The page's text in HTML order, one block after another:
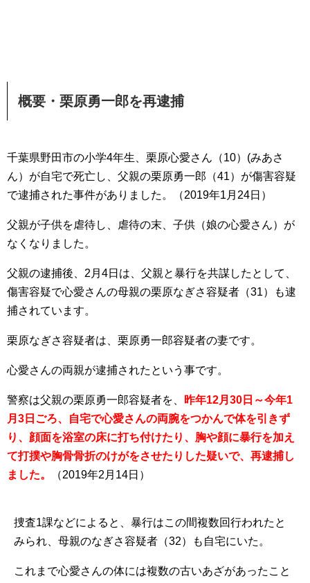
概要・栗原勇一郎を再逮捕
千葉県野田市の小学4年生、栗原心愛さん（10）(みあさ
ん）が自宅で死亡し、父親の栗原勇一郎（41）が傷害容疑
で逮捕された事件がありました。（2019年1月24日）
父親が子供を虐待し、虐待の末、子供（娘の心愛さん）が
なくなりました。
父親の逮捕後、2月4日は、父親と暴行を共謀したとして、
傷害容疑で心愛さんの母親の栗原なぎさ容疑者（31）も逮
捕されています。
栗原なぎさ容疑者は、栗原勇一郎容疑者の妻です。
心愛さんの両親が逮捕されたという事です。
警察は父親の栗原勇一郎容疑者を、
昨年12月30日～今年1
月3日ごろ、自宅で心愛さんの両腕をつかんで体を引きず
り、顔面を浴室の床に打ち付けたり、胸や顔に暴行を加え
て打撲や胸骨骨折のけがをさせたりした疑いで、 再逮捕し
ました。 （2019年2月14日）
捜査1課などによると、暴行はこの間複数回行われたと
みられ、母親のなぎさ容疑者（32）も自宅にいた。
これまで心愛さんの体には複数の古いあざがあったこと